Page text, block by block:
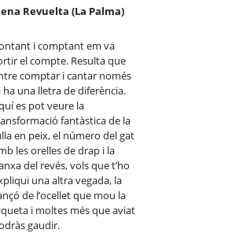
Revuelta (La Palma)
i comptant em va
el compte. Resulta que
comptar i cantar només
ha una lletra de diferència.
es pot veure la
fantàstica de la
en peix, el número del gat
les orelles de drap i la
del revés, vols que t’ho
una altra vegada, la
de l’ocellet que mou la
i moltes més que aviat
gaudir.